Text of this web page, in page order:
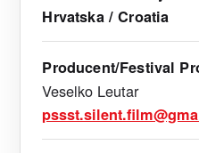
Hrvatska / Croatia
Producent/Festival
Veselko Leutar